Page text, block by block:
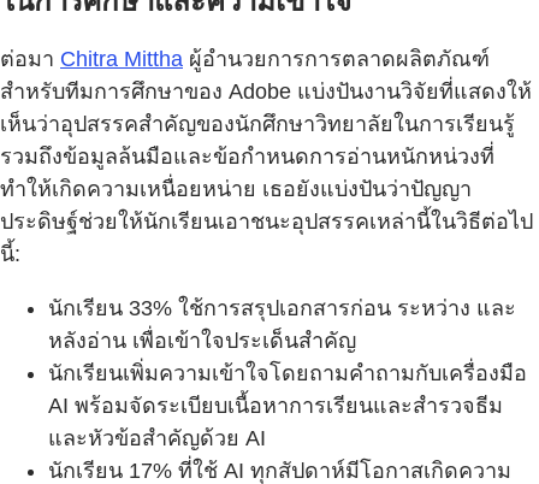
ต่อมา Chitra Mittha ผู้อำนวยการการตลาดผลิตภัณฑ์
สำหรับทีมการศึกษาของ Adobe แบ่งปันงานวิจัยที่แสดงให้
เห็นว่าอุปสรรคสำคัญของนักศึกษาวิทยาลัยในการเรียนรู้
รวมถึงข้อมูลล้นมือและข้อกำหนดการอ่านหนักหน่วงที่
ทำให้เกิดความเหนื่อยหน่าย เธอยังแบ่งปันว่าปัญญา
ประดิษฐ์ช่วยให้นักเรียนเอาชนะอุปสรรคเหล่านี้ในวิธีต่อไป
นี้:
นักเรียน 33% ใช้การสรุปเอกสารก่อน ระหว่าง และ
หลังอ่าน เพื่อเข้าใจประเด็นสำคัญ
นักเรียนเพิ่มความเข้าใจโดยถามคำถามกับเครื่องมือ
AI พร้อมจัดระเบียบเนื้อหาการเรียนและสำรวจธีม
และหัวข้อสำคัญด้วย AI
นักเรียน 17% ที่ใช้ AI ทุกสัปดาห์มีโอกาสเกิดความ